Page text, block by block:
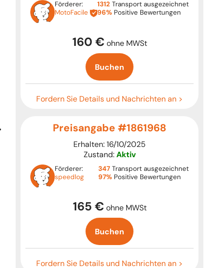
Förderer:
MotoFacile
1312Transport ausgezeichnet
96%Positive Bewertungen
160 € ohne MWSt
Buchen
Fordern Sie Details und Nachrichten an >
Preisangabe #1861968
Erhalten: 16/10/2025
Zustand:Aktiv
Förderer:
speedlog
347Transport ausgezeichnet
97%Positive Bewertungen
165 € ohne MWSt
Buchen
Fordern Sie Details und Nachrichten an >